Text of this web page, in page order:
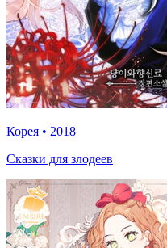
Корея • 2018
Сказки для злодеев